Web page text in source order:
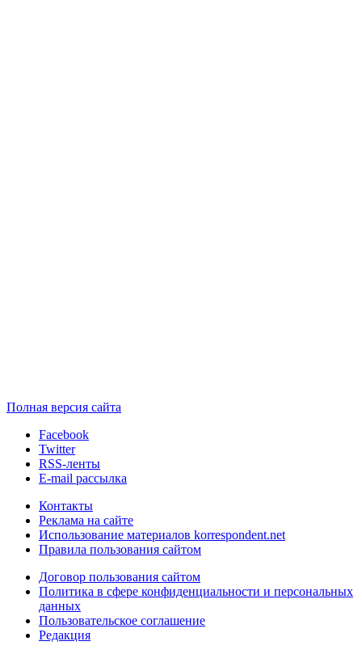
Полная версия сайта
Facebook
Twitter
RSS-ленты
E-mail рассылка
Контакты
Реклама на сайте
Использование материалов korrespondent.net
Правила пользования сайтом
Договор пользования сайтом
Политика в сфере конфиденциальности и персональных
данных
Пользовательское соглашение
Редакция